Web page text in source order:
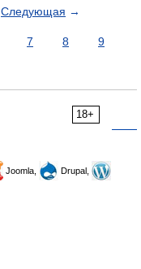
Следующая →
7 8
9
18+
Joomla,
Drupal,